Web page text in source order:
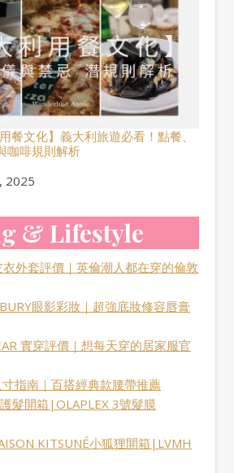
餐文化】義大利旅遊必看！點餐、
咖啡規則解析
2025
& Lifestyle
衣外套評價｜英倫潮人都在穿的倫敦
眼影彩妝｜超強底妝修容唇膏
實穿評價｜想每天穿的居家服官
指南｜百搭經典款腰帶推薦
髮開箱|OLAPLEX 3號髮膜
KITSUNÉ小狐狸開箱|LVMH